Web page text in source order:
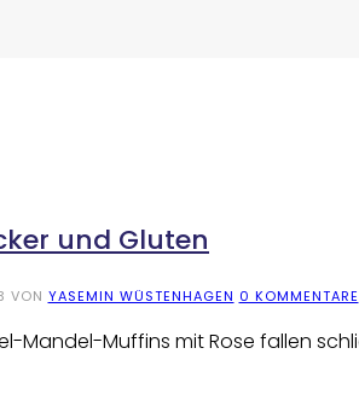
und Gluten
VON YASEMIN WÜSTENHAGEN 0 KOMMENTARE
Mandel-Muffins mit Rose fallen